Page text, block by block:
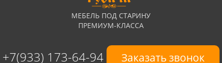
МЕБЕЛЬ ПОД СТАРИНУ
ПРЕМИУМ-КЛАССА
+7(933) 173-64-94 Заказать звонок